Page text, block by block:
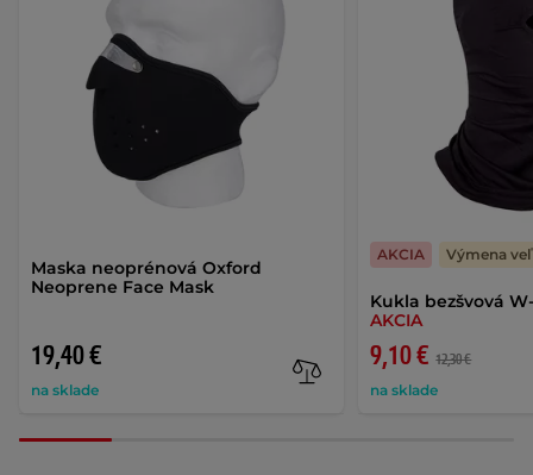
Maska neoprénová Oxford
Neoprene Face Mask
19,40 €
na sklade
Kukla bezšvová
AKCIA
9,10 € 12,30 €
na sklade
AKCIA Výmena